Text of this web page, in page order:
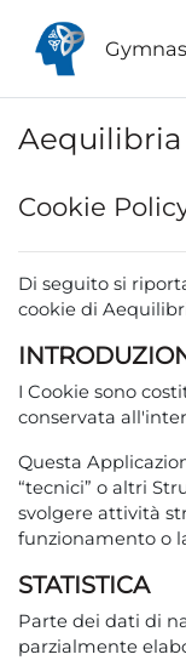
Cookie
Di seguito si
cookie di
I Cookie sono
conservata
Questa
“tecnici” o altri
svolgere attività
funzionamento o
STATISTICA
Parte dei dati di
parzialmente